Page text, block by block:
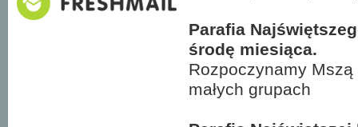
Parafia
środę miesiąca.
Rozpoczynamy
małych grupach